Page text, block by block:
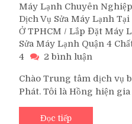
Máy Lạnh Chuyên
Dịch Vụ Sửa Máy Lạnh
Ở TPHCM / Lắp Đặt Máy
Sửa Máy Lạnh Quận 4
4
2 bình luận
Tâm
Sửa
Máy
Chào Trung tâm dịch vụ
Phát. Tôi là Hồng hiện
Đọc tiếp